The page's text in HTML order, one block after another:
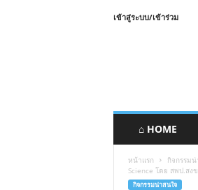
เข้าสู่ระบบ/เข้าร่วม
⌂ HOME
หน้าแรก กิจกรรม
Science โดย สพป.สง
กิจกรรมน่าสนใจ